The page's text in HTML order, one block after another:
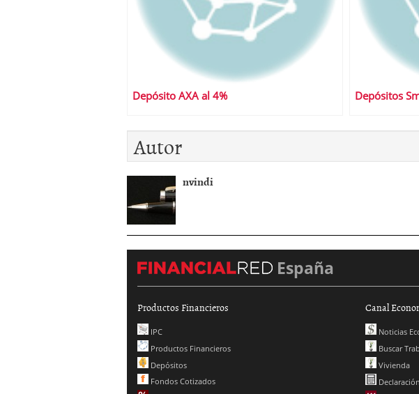
Depósito AXA al 4% Depósitos
Autor
nvindi
España
Productos Financieros
IPC
Productos Financieros
Depósitos
Fondos Cotizados
Canal
Noticias
Buscar
Vivienda